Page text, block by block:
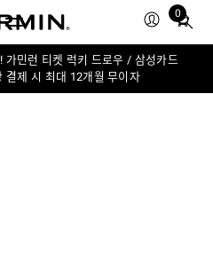
0
Total
in
가민런 티켓 럭키 드로우 / 삼성카드
결제 시 최대 12개월 무이자